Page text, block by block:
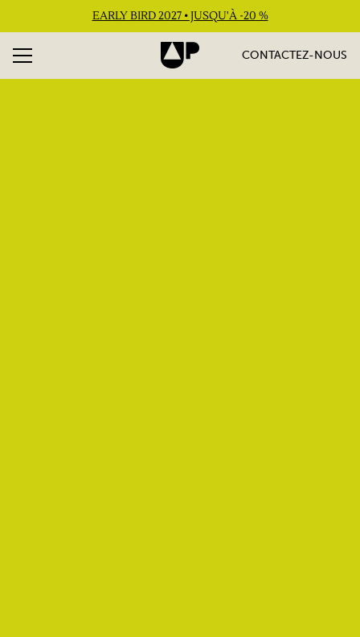
EARLY BIRD 2027 • JUSQU'À -20 %
CONTACTEZ-NOUS